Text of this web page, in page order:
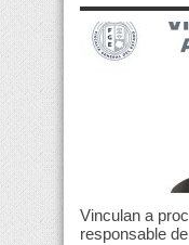
Vinculan a
responsable